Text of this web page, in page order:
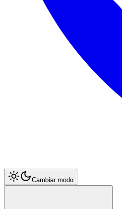
Cambiar modo